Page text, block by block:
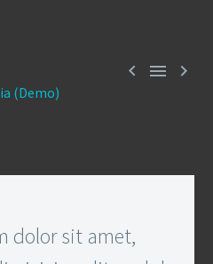
  
(Demo)
dolor sit amet,